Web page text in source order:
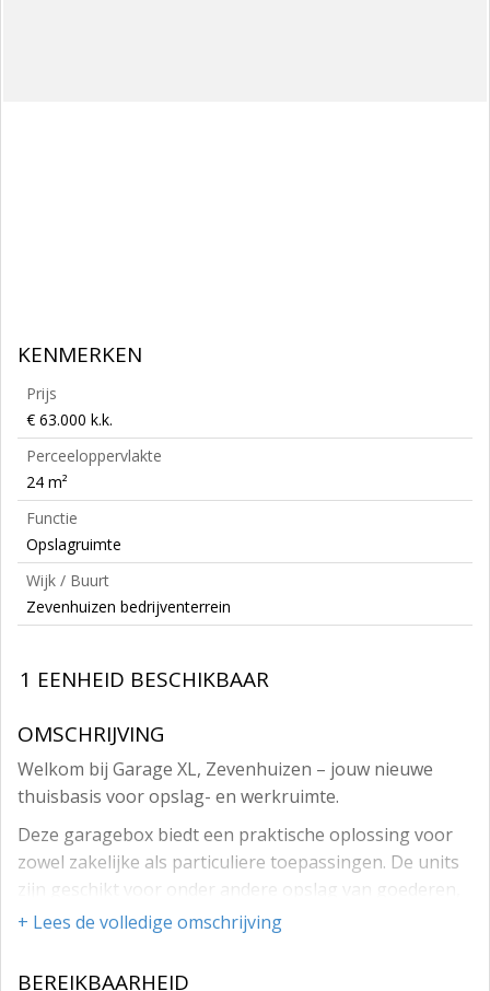
KENMERKEN
Prijs
€ 63.000 k.k.
Perceeloppervlakte
24 m²
Functie
Opslagruimte
Wijk / Buurt
Zevenhuizen bedrijventerrein
1 EENHEID BESCHIKBAAR
OMSCHRIJVING
Welkom bij Garage XL, Zevenhuizen – jouw nieuwe
thuisbasis voor opslag- en werkruimte.
Deze garagebox biedt een praktische oplossing voor
zowel zakelijke als particuliere toepassingen. De units
zijn geschikt voor onder andere opslag van goederen,
stalling van voertuigen of gebruik als werkruimte.
mogelijkheden breed inzetbaar.
+ Lees de volledige omschrijving
BEREIKBAARHEID